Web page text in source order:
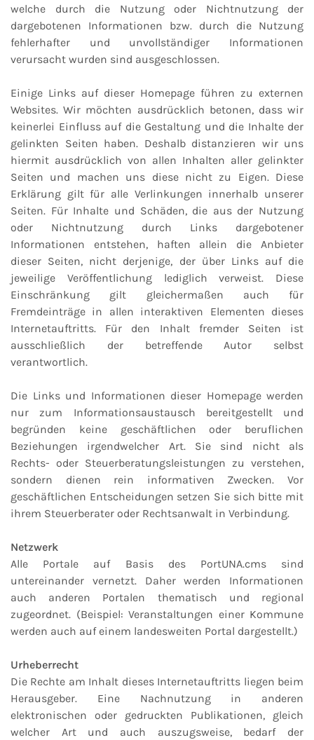
welche durch die Nutzung oder Nichtnutzung der
dargebotenen Informationen bzw. durch die Nutzung
fehlerhafter und unvollständiger Informationen
verursacht wurden sind ausgeschlossen.
Einige Links auf dieser Homepage führen zu externen
Websites. Wir möchten ausdrücklich betonen, dass wir
keinerlei Einfluss auf die Gestaltung und die Inhalte der
gelinkten Seiten haben. Deshalb distanzieren wir uns
hiermit ausdrücklich von allen Inhalten aller gelinkter
Seiten und machen uns diese nicht zu Eigen. Diese
Erklärung gilt für alle Verlinkungen innerhalb unserer
Seiten. Für Inhalte und Schäden, die aus der Nutzung
oder Nichtnutzung durch Links dargebotener
Informationen entstehen, haften allein die Anbieter
dieser Seiten, nicht derjenige, der über Links auf die
jeweilige Veröffentlichung lediglich verweist. Diese
Einschränkung gilt gleichermaßen auch für
Fremdeinträge in allen interaktiven Elementen dieses
Internetauftritts. Für den Inhalt fremder Seiten ist
ausschließlich der betreffende Autor selbst
verantwortlich.
Die Links und Informationen dieser Homepage werden
nur zum Informationsaustausch bereitgestellt und
begründen keine geschäftlichen oder beruflichen
Beziehungen irgendwelcher Art. Sie sind nicht als
Rechts- oder Steuerberatungsleistungen zu verstehen,
sondern dienen rein informativen Zwecken. Vor
geschäftlichen Entscheidungen setzen Sie sich bitte mit
ihrem Steuerberater oder Rechtsanwalt in Verbindung.
Netzwerk
Alle Portale auf Basis des PortUNA.cms sind
untereinander vernetzt. Daher werden Informationen
auch anderen Portalen thematisch und regional
zugeordnet. (Beispiel: Veranstaltungen einer Kommune
werden auch auf einem landesweiten Portal dargestellt.)
Urheberrecht
Die Rechte am Inhalt dieses Internetauftritts liegen beim
Herausgeber. Eine Nachnutzung in anderen
elektronischen oder gedruckten Publikationen, gleich
welcher Art und auch auszugsweise, bedarf der